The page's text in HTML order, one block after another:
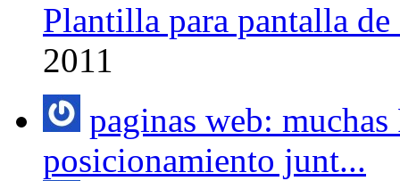
Plantilla para pantalla
2011
paginas web:
posicionamiento junt...